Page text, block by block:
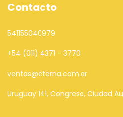
Contacto
541155040979
+54 (011) 4371 - 3770
ventas@eterna.com.ar
Uruguay 141, Congreso, Ciudad